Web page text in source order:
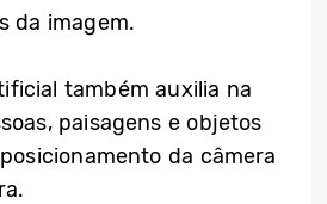
da imagem.
também auxilia na
paisagens e objetos
da câmera